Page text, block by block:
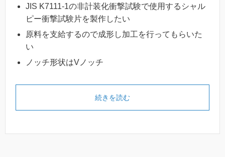
JIS K7111-1の非計装化衝撃試験で使用するシャル
ピー衝撃試験片を製作したい
原料を支給するので成形し加工を行ってもらいた
い
ノッチ形状はVノッチ
続きを読む